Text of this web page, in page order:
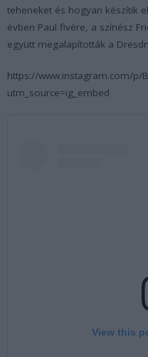
teheneket és hogyan készítik
évben Paul fivére, a színész
együtt megalapították a
https://www.instagram.com/p/
utm_source=ig_embed
View this